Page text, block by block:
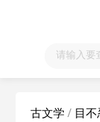
古文学 / 目